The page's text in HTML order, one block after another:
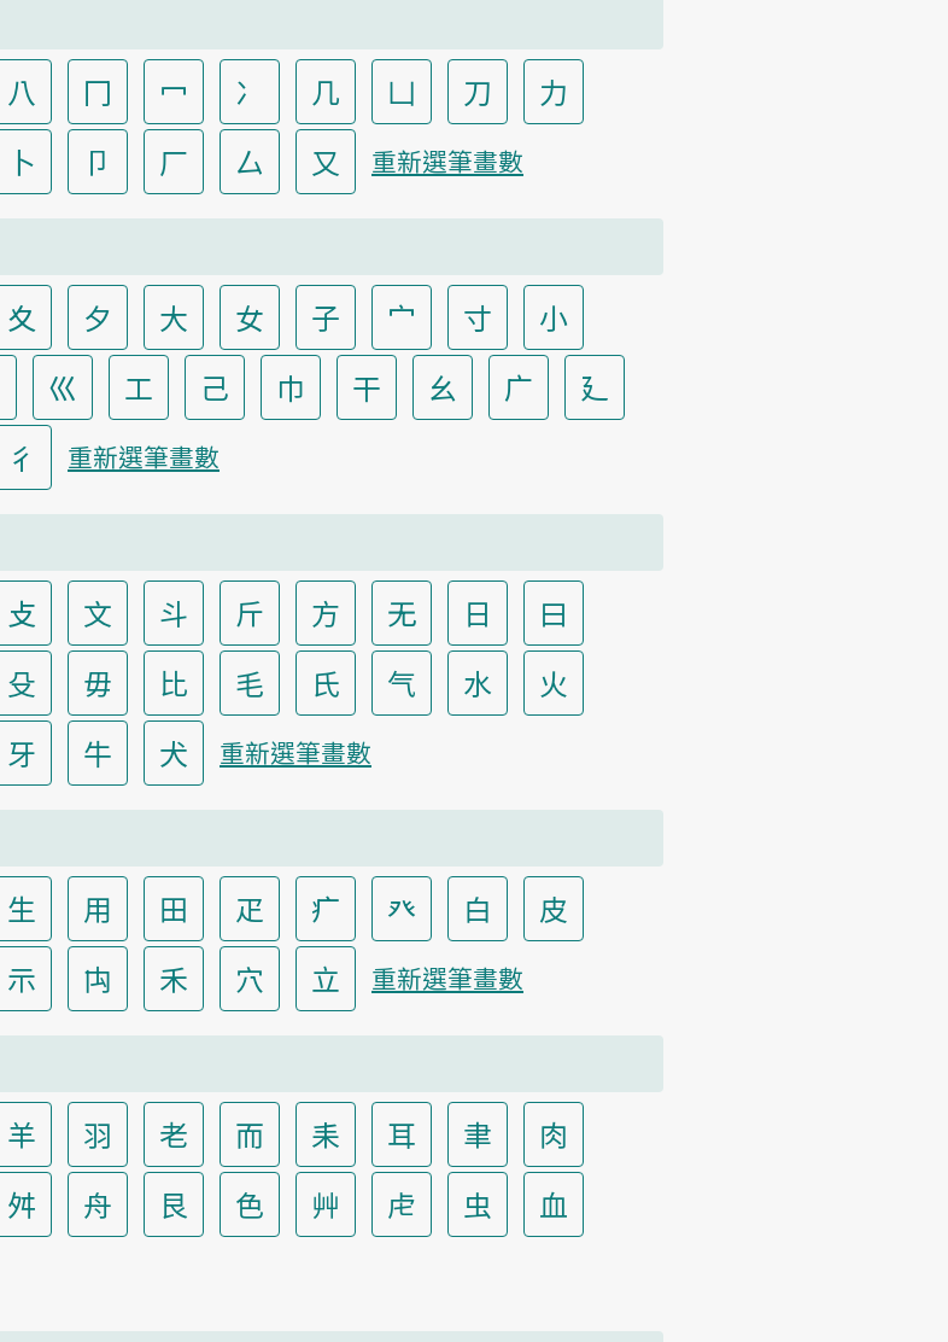
八 冂 冖 冫 几 凵 刀
力
卜 卩 厂 厶 又 重新選筆畫數
夊 夕 大 女 子 宀 寸
小
巛 工 己 巾 干 幺 广
廴
彳 重新選筆畫數
攴 文 斗 斤 方 无 日
曰
殳 毋 比 毛 氏 气 水
火
牙 牛 犬 重新選筆畫數
生 用 田 疋 疒 癶 白
皮
示 禸 禾 穴 立 重新選筆畫數
羊 羽 老 而 耒 耳 聿
肉
舛 舟 艮 色 艸 虍 虫
血